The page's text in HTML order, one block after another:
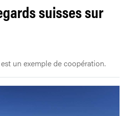
suisses sur
un exemple de coopération.